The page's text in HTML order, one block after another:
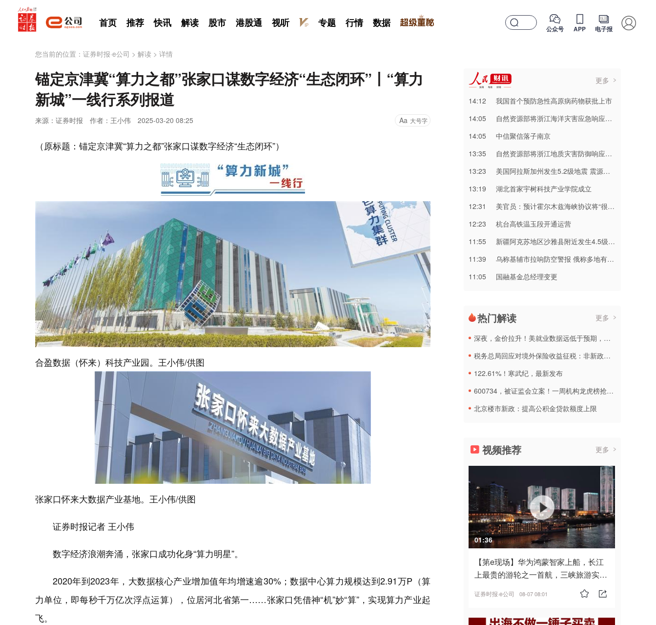
首页 推荐 快讯 解读 股市 港股通 视听 专题 行情 数据 公众号 APP 电子报
您当前的位置： 证券时报·e公司 > 解读 > 详情
锚定京津冀“算力之都”张家口谋数字经济“生态闭环”丨“算力
新城”一线行系列报道
来源：证券时报 作者：王小伟 2025-03-20 08:25 Aa 大号字
（原标题：锚定京津冀“算力之都”张家口谋数字经济“生态闭环”）
合盈数据（怀来）科技产业园。王小伟/供图
张家口怀来大数据产业基地。王小伟/供图
证券时报记者 王小伟
数字经济浪潮奔涌，张家口成功化身“算力明星”。
2020年到2023年，大数据核心产业增加值年均增速逾30%；数据中心算力规模达到2.91万P（算
力单位，即每秒千万亿次浮点运算），位居河北省第一……张家口凭借神“机”妙“算”，实现算力产业起
飞。
更多
14:12
我国首个预防急性高原病药物获批上市
14:05
自然资源部将浙江海洋灾害应急响应升级为二级，福建上海海洋灾害应急响应升级为三级
14:05
中信聚信落子南京
13:35
自然资源部将浙江地质灾害防御响应提升至Ⅲ级，对安徽启动Ⅳ级响应
13:23
美国阿拉斯加州发生5.2级地震 震源深度10千米
13:19
湖北首家宇树科技产业学院成立
12:31
美官员：预计霍尔木兹海峡协议将“很快达成”
12:23
杭台高铁温玉段开通运营
11:55
新疆阿克苏地区沙雅县附近发生4.5级左右地震
11:39
乌称基辅市拉响防空警报 俄称多地有导弹来袭
11:05
国融基金总经理变更
热门解读 更多
深夜，金价拉升！美就业数据远低于预期，加息或生变
税务总局回应对境外保险收益征税：非新政策，无需过度解读
122.61%！寒武纪，最新发布
600734，被证监会立案！一周机构龙虎榜抢筹名单出炉
北京楼市新政：提高公积金贷款额度上限
视频推荐 更多
01:36
【第e现场】华为鸿蒙智家上船，长江
上最贵的游轮之一首航，三峡旅游实
证券时报·e公司 08-07 08:01